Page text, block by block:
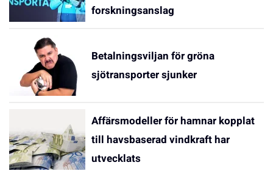
forskningsanslag
Betalningsviljan för gröna
sjötransporter sjunker
Affärsmodeller för hamnar kopplat
till havsbaserad vindkraft har
utvecklats